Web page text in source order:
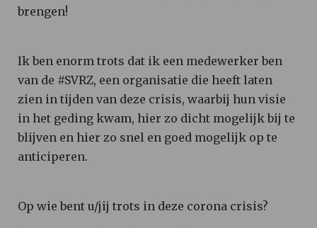
brengen!
Ik ben enorm trots dat ik een medewerker ben
van de #SVRZ, een organisatie die heeft laten
zien in tijden van deze crisis, waarbij hun visie
in het geding kwam, hier zo dicht mogelijk bij te
blijven en hier zo snel en goed mogelijk op te
anticiperen.
Op wie bent u/jij trots in deze corona crisis?